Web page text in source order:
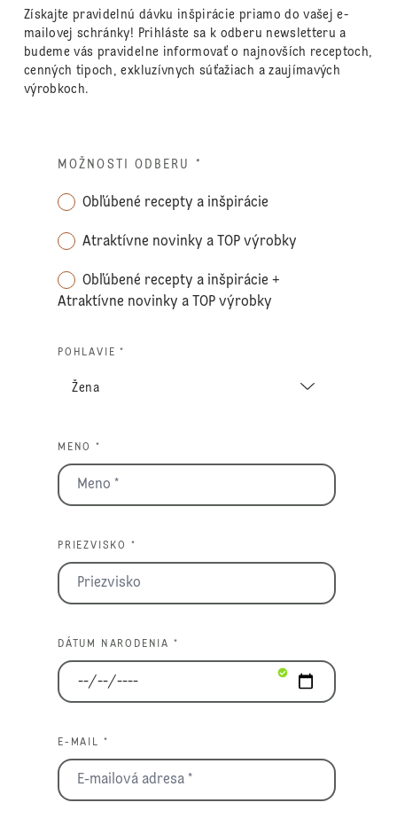
Získajte pravidelnú dávku inšpirácie priamo do vašej e-
mailovej schránky! Prihláste sa k odberu newsletteru a
budeme vás pravidelne informovať o najnovších receptoch,
cenných tipoch, exkluzívnych súťažiach a zaujímavých
výrobkoch.
MOŽNOSTI ODBERU *
Obľúbené recepty a inšpirácie
Atraktívne novinky a TOP výrobky
Obľúbené recepty a inšpirácie +
Atraktívne novinky a TOP výrobky
POHLAVIE *
MENO *
PRIEZVISKO *
DÁTUM NARODENIA *
E-MAIL *